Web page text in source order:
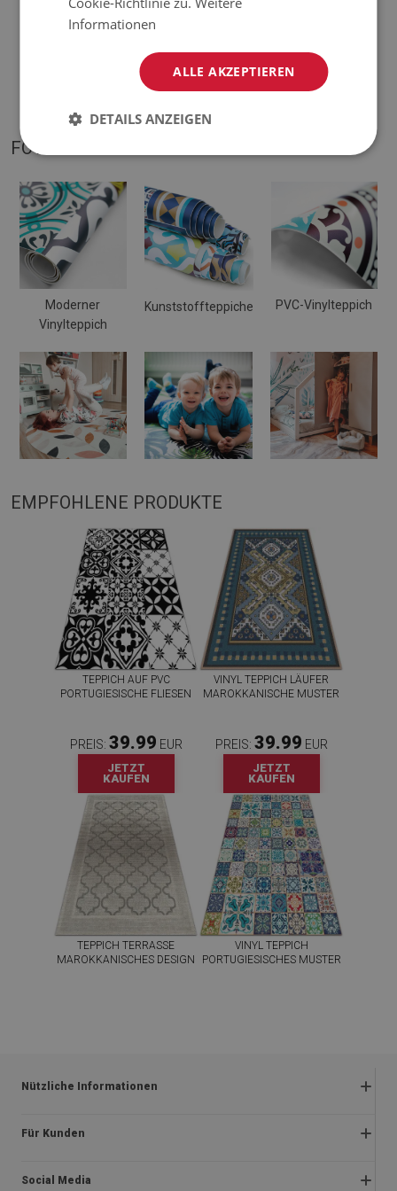
ausgelegt. Wenn es auf einer weichen Oberfläche platziert
wird, kann es sich verbiegen und verschieben.
FOTOS VON UNSEREM PRODUKT
Moderner
Vinylteppich
Kunststoffteppiche PVC-Vinylteppich
EMPFOHLENE PRODUKTE
TEPPICH AUF PVC
PORTUGIESISCHE FLIESEN
PREIS: 39.99 EUR
JETZT
KAUFEN
VINYL TEPPICH LÄUFER
MAROKKANISCHE MUSTER
PREIS: 39.99 EUR
JETZT
KAUFEN
TEPPICH TERRASSE
MAROKKANISCHES DESIGN
VINYL TEPPICH
PORTUGIESISCHES MUSTER
Nützliche Informationen
Rückgabe und beanstandungen
Datenschutzerklärung
Für Kunden
Impressum
Social Media
Informationen
ALLE AKZEPTIEREN
DETAILS ANZEIGEN